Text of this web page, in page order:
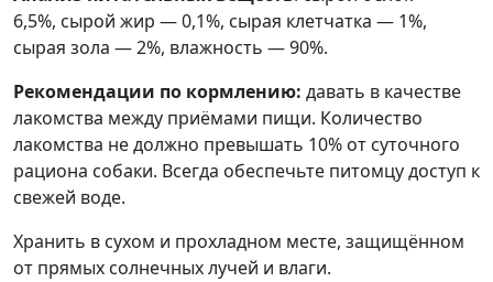
6,5%, сырой жир — 0,1%, сырая клетчатка — 1%,
сырая зола — 2%, влажность — 90%.
Рекомендации по кормлению: давать в качестве
лакомства между приёмами пищи. Количество
лакомства не должно превышать 10% от суточного
рациона собаки. Всегда обеспечьте питомцу доступ к
свежей воде.
Хранить в сухом и прохладном месте, защищённом
от прямых солнечных лучей и влаги.